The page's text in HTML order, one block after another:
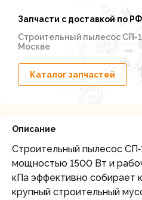
Запчасти с доставкой по
Строительный пылесос СП-
Москве
Каталог запчастей
Описание
Строительный пылесос
мощностью 1500 Вт и
кПа эффективно собирает
крупный строительный